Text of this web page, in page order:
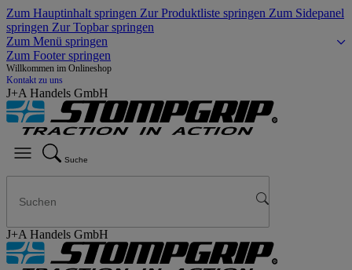
Zum Hauptinhalt springen Zur Produktliste springen Zum Sidepanel
springen Zur Topbar springen
Zum Menü springen
Zum Footer springen
Willkommen im Onlineshop
Kontakt zu uns
J+A Handels GmbH
Suche
J+A Handels GmbH